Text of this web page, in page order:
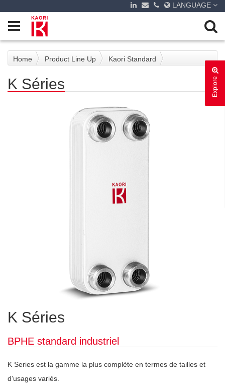
LANGUAGE
Explore
Home Product Line Up Kaori Standard
K Séries
K Séries
BPHE standard industriel
K Series est la gamme la plus complète en termes de tailles et
d'usages variés.